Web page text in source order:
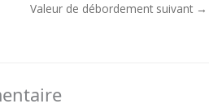
Valeur de débordement suivant →